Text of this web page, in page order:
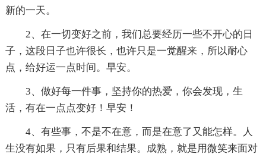
新的一天。
2、在一切变好之前，我们总要经历一些不开心的日
子，这段日子也许很长，也许只是一觉醒来，所以耐心
点，给好运一点时间。早安。
3、做好每一件事，坚持你的热爱，你会发现，生
活，有在一点点变好！早安！
4、有些事，不是不在意，而是在意了又能怎样。人
生没有如果，只有后果和结果。成熟，就是用微笑来面对